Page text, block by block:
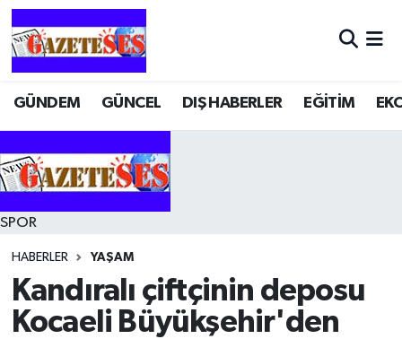
GÜNDEM GÜNCEL DIŞ HABERLER EĞİTİM
SPOR
HABERLER YAŞAM
Kandıralı çiftçinin deposu
Kocaeli Büyükşehir'den